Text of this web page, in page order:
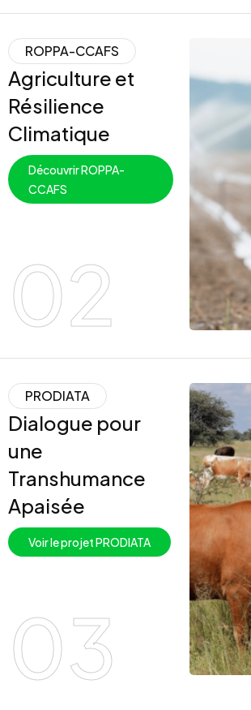
ROPPA-CCAFS
Agriculture et
Résilience
Climatique
Découvrir ROPPA-
CCAFS
02
PRODIATA
Dialogue pour
une
Transhumance
Apaisée
Voir le projet PRODIATA
03